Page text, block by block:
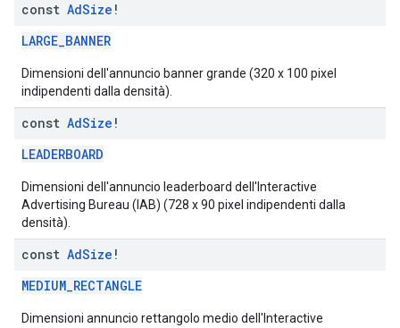
const AdSize !
LARGE_BANNER
Dimensioni dell'annuncio banner grande (320 x 100 pixel
indipendenti dalla densità).
const AdSize !
LEADERBOARD
Dimensioni dell'annuncio leaderboard dell'Interactive
Advertising Bureau (IAB) (728 x 90 pixel indipendenti dalla
densità).
const AdSize !
MEDIUM_RECTANGLE
Dimensioni annuncio rettangolo medio dell'Interactive